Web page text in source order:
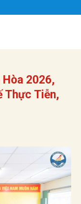
Hòa 2026,
Thực Tiễn,